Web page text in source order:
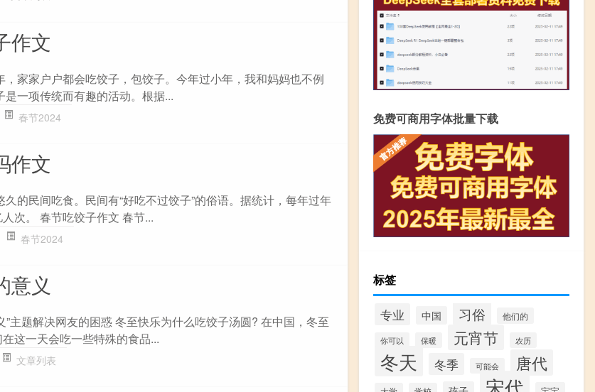
作文
家家户户都会吃饺子，包饺子。今年过小年，我和妈妈也不例
一项传统而有趣的活动。根据...
春节2024
作文
的民间吃食。民间有“好吃不过饺子”的俗语。据统计，每年过年
次。 春节吃饺子作文 春节...
春节2024
意义
”主题解决网友的困惑 冬至快乐为什么吃饺子汤圆? 在中国，冬至
这一天会吃一些特殊的食品...
文章列表
免费可商用字体批量下载
标签
专业 中国 习俗 他们的
你可以 保暖 元宵节 农历
冬天 冬季 可能会 唐代
宋代